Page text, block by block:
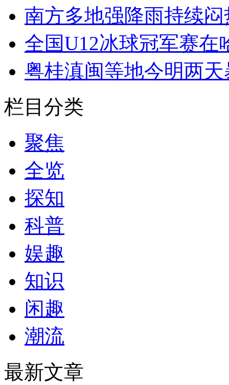
南方多地强降雨持续
全国U12冰球冠军赛在
粤桂滇闽等地今明两
栏目分类
聚焦
全览
探知
科普
娱趣
知识
闲趣
潮流
最新文章